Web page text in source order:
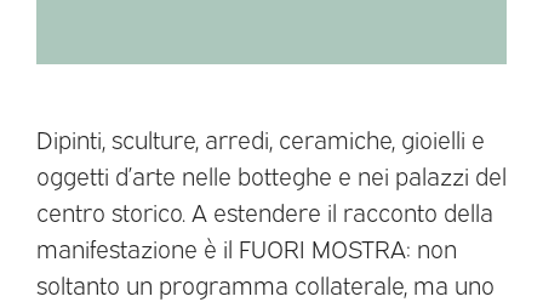
Dipinti, sculture, arredi, ceramiche, gioielli e
oggetti d’arte nelle botteghe e nei palazzi del
centro storico. A estendere il racconto della
manifestazione è il FUORI MOSTRA: non
soltanto un programma collaterale, ma uno